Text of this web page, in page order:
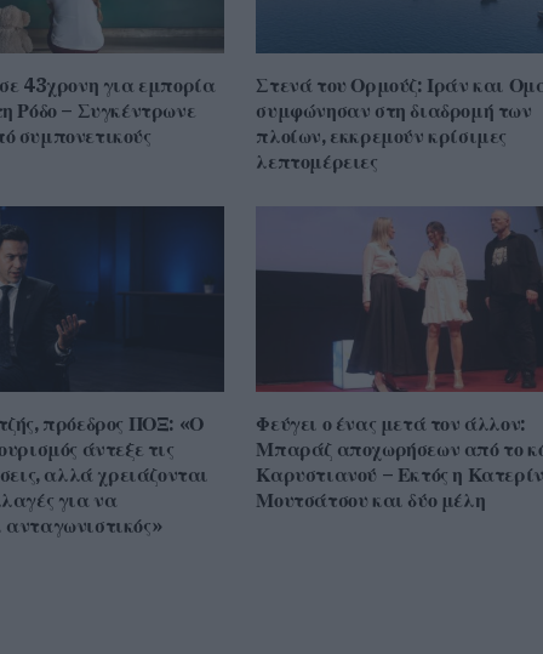
43χρονη για εμπορία
Ρόδο – Συγκέντρωνε
συμπονετικούς
Στενά του Ορμούζ: Ιράν και
συμφώνησαν στη διαδρομή των
πλοίων, εκκρεμούν κρίσιμες
λεπτομέρειες
πρόεδρος ΠΟΞ: «Ο
άντεξε τις
αλλά χρειάζονται
για να
Φεύγει ο ένας μετά τον άλλον:
Μπαράζ αποχωρήσεων από το
Καρυστιανού – Εκτός η
Μουτσάτσου και δύο μέλη